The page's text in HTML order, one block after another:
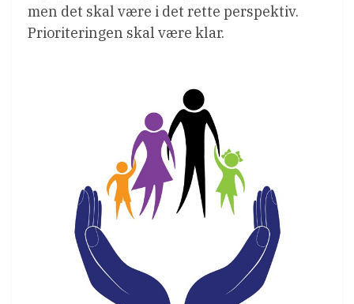
men det skal være i det rette perspektiv.
Prioriteringen skal være klar.